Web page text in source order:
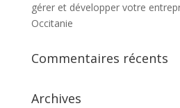
gérer et développer votre
Occitanie
Commentaires récents
Archives